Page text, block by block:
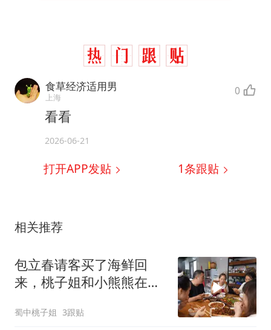
食草经济适用男
上海 0
看看
2026-06-21
打开APP发贴 1条跟贴
相关推荐
包立春请客买了海鲜回
来，桃子姐和小熊熊在家
蜀中桃子姐 3跟贴